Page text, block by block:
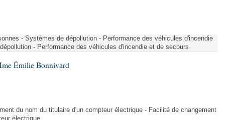
- Systèmes de dépollution - Performance des véhicules d'incendie
- Performance des véhicules d'incendie et de secours
Émilie Bonnivard
du nom du titulaire d'un compteur électrique - Facilité de changement
électrique